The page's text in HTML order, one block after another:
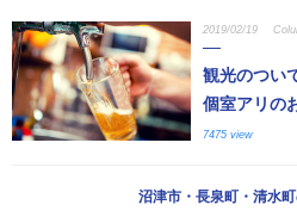
2019/02/19
観光のつい
個室アリの
7475 view
沼津市・長泉町・清水